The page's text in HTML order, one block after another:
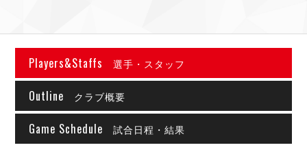
チケット
メディア情報
フットサル日本代表
その他
戦績表
警告・退場・出場停止選手
個人ランキング｜ゴール
個人ランキング｜シュート
個人ランキング｜シュート成功率
メットライフ生命Ｆ１リーグ
エスポラーダ北海道
バルドラール浦安
フウガドールすみだ
しながわシティ
立川アスレティックFC
チケットを買う
アリーナ情報 ARENA
リーグ概要 ABOUT US
Players&Staffs 選手・スタッフ
Outline クラブ概要
Game Schedule 試合日程・結果